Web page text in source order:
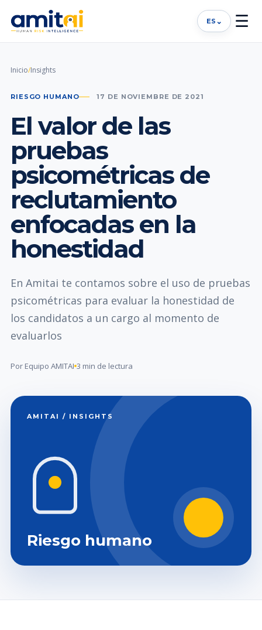
ES ⌄ ☰
Inicio/Insights
RIESGO HUMANO 17 DE NOVIEMBRE DE 2021
El valor de las
pruebas
psicométricas de
reclutamiento
enfocadas en la
honestidad
En Amitai te contamos sobre el uso de pruebas
psicométricas para evaluar la honestidad de
los candidatos a un cargo al momento de
evaluarlos
Por Equipo AMITAI 3 min de lectura
AMITAI / INSIGHTS
Riesgo humano